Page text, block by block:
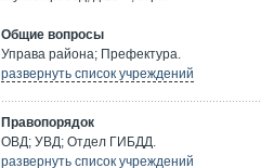
Общие вопросы
Управа района; Префектура.
развернуть список учреждений
Правопорядок
ОВД; УВД; Отдел ГИБДД.
развернуть список учреждений